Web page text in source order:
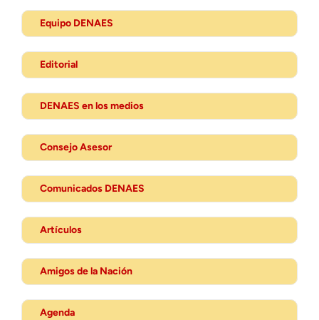
Equipo DENAES
Editorial
DENAES en los medios
Consejo Asesor
Comunicados DENAES
Artículos
Amigos de la Nación
Agenda